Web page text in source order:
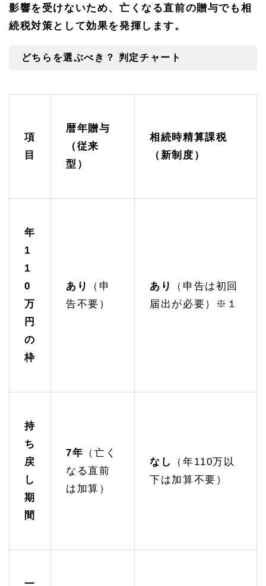
影響を受けないため、亡くなる直前の贈与でも相
続税対策として効果を発揮します。
どちらを選ぶべき？ 判定チャート
項
目
暦年贈与
（従来
型）
相続時精算課税
（新制度）
年
1
1
0
万
円
の
枠
あり
（申
告不要）
あり
（申告は初回
届出が必要）※１
持
ち
戻
し
期
間
7年 （亡く
なる直前
は加算）
なし
（年110万以
下は加算不要）